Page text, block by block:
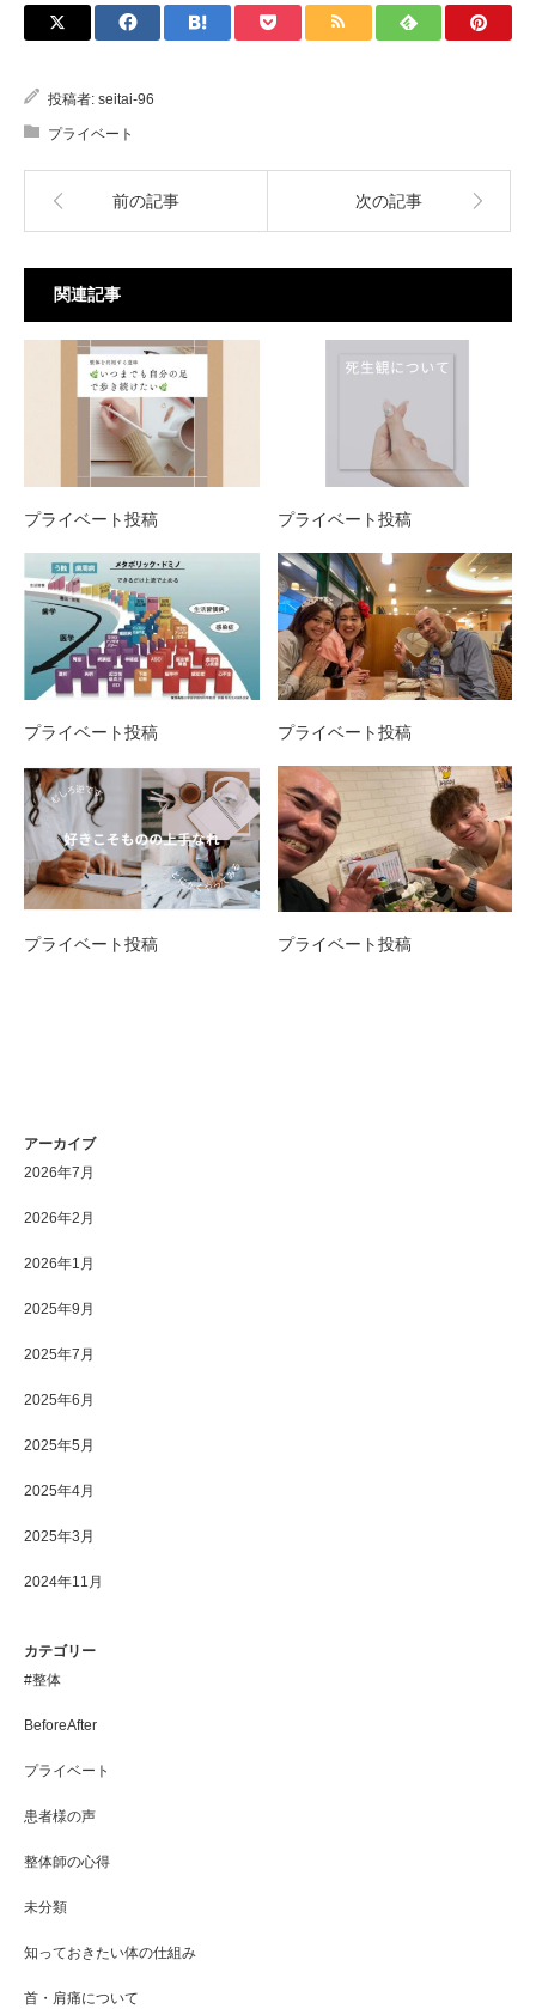
投稿者: seitai-96
プライベート
前の記事 次の記事
関連記事
プライベート投稿 プライベート投稿
プライベート投稿 プライベート投稿
プライベート投稿 プライベート投稿
アーカイブ
2026年7月
2026年2月
2026年1月
2025年9月
2025年7月
2025年6月
2025年5月
2025年4月
2025年3月
2024年11月
カテゴリー
#整体
BeforeAfter
プライベート
患者様の声
整体師の心得
未分類
知っておきたい体の仕組み
首・肩痛について